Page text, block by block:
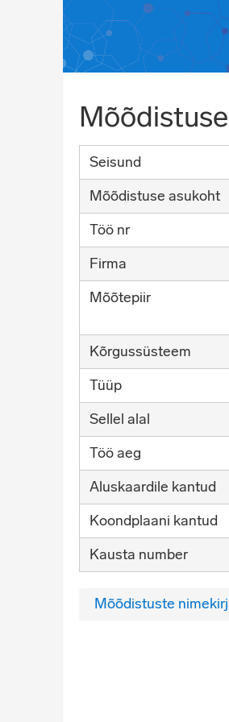
Seisund
Mõõdistuse asukoht
Töö nr
Firma
Mõõtepiir
Kõrgussüsteem
Tüüp
Sellel alal
Töö aeg
Aluskaardile kantud
Koondplaani kantud
Kausta number
Mõõdistuste